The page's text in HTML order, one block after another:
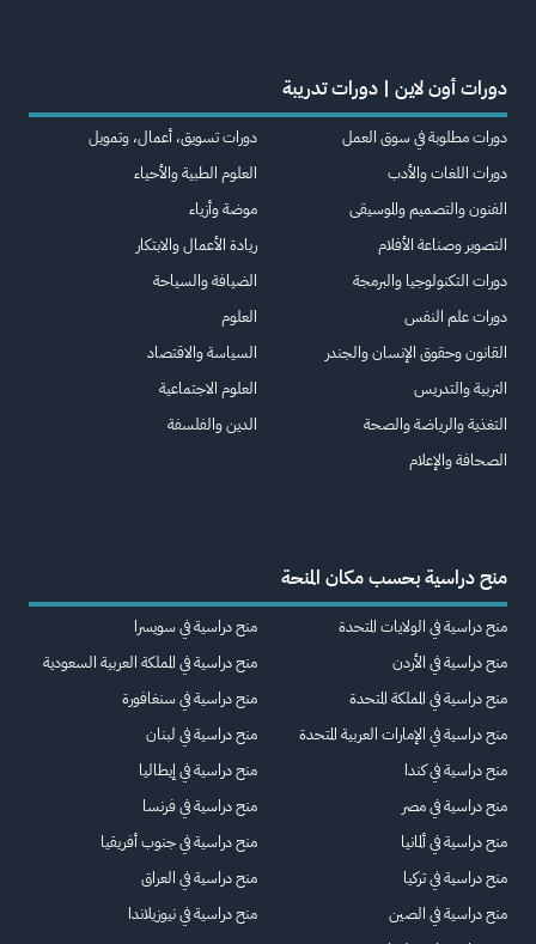
دورات أون لاين | دورات تدريبة
دورات مطلوبة في سوق العمل
دورات اللغات والأدب
الفنون والتصميم والموسيقى
التصوير وصناعة الأفلام
دورات التكنولوجيا والبرمجة
دورات علم النفس
القانون وحقوق الإنسان والجندر
التربية والتدريس
التغذية والرياضة والصحة
الصحافة والإعلام
دورات تسويق، أعمال، وتمويل
العلوم الطبية والأحياء
موضة وأزياء
ريادة الأعمال والابتكار
الضيافة والسياحة
العلوم
السياسة والاقتصاد
العلوم الاجتماعية
الدين والفلسفة
منح دراسية بحسب مكان المنحة
منح دراسية في الولايات المتحدة
منح دراسية في الأردن
منح دراسية في المملكة المتحدة
منح دراسية في الإمارات العربية المتحدة
منح دراسية في كندا
منح دراسية في مصر
منح دراسية في ألمانيا
منح دراسية في تركيا
منح دراسية في الصين
منح دراسية في سويسرا
منح دراسية في المملكة العربية السعودية
منح دراسية في سنغافورة
منح دراسية في لبنان
منح دراسية في إيطاليا
منح دراسية في فرنسا
منح دراسية في جنوب أفريقيا
منح دراسية في العراق
منح دراسية في نيوزيلاندا